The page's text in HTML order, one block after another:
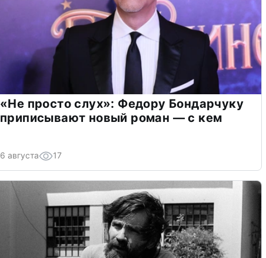
«Не просто слух»: Федору Бондарчуку
приписывают новый роман — с кем
6 августа 17